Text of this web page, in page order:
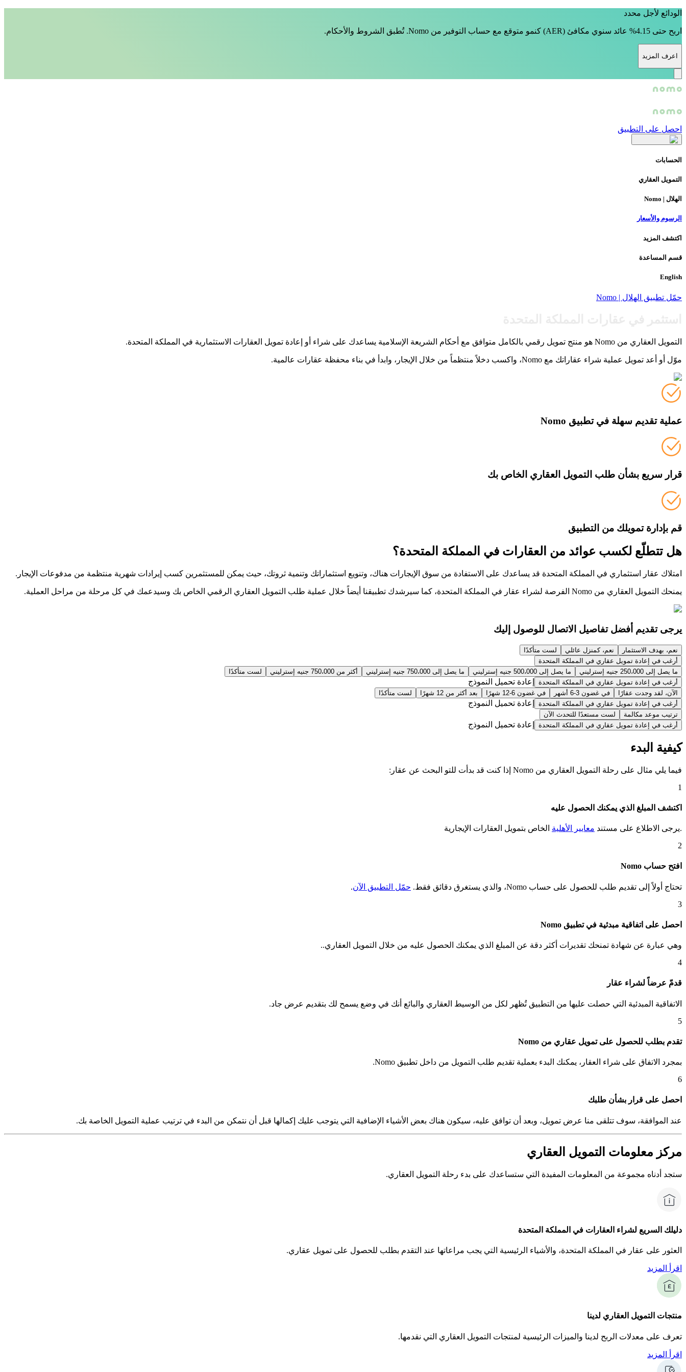
الودائع لأجل محدد
اربح حتى 4.15% عائد سنوي مكافئ (AER) كنمو متوقع مع حساب التوفير من Nomo. تُطبق الشروط والأحكام.
اعرف المزيد
احصل على التطبيق
الحسابات
التمويل العقاري
الهلال | Nomo
الرسوم والأسعار
اكتشف المزيد
قسم المساعدة
English
حمّل تطبيق الهلال | Nomo
التمويل العقاري من Nomo هو منتج تمويل رقمي بالكامل متوافق مع أحكام الشريعة الإسلامية يساعدك على شراء أو إعادة تمويل العقارات الاستثمارية في المملكة المتحدة.
موّل أو أعد تمويل عملية شراء عقاراتك مع Nomo، واكسب دخلاً منتظماً من خلال الإيجار، وابدأ في بناء محفظة عقارات عالمية.
عملية تقديم سهلة في تطبيق Nomo
قرار سريع بشأن طلب التمويل العقاري الخاص بك
قم بإدارة تمويلك من التطبيق
هل تتطلّع لكسب عوائد من العقارات في المملكة المتحدة؟
امتلاك عقار استثماري في المملكة المتحدة قد يساعدك على الاستفادة من سوق الإيجارات هناك، وتنويع استثماراتك وتنمية ثروتك، حيث يمكن للمستثمرين كسب إيرادات شهرية منتظمة من مدفوعات الإيجار.
يمنحك التمويل العقاري من Nomo الفرصة لشراء عقار في المملكة المتحدة، كما سيرشدك تطبيقنا أيضاً خلال عملية طلب التمويل العقاري الرقمي الخاص بك وسيدعمك في كل مرحلة من مراحل العملية.
يرجى تقديم أفضل تفاصيل الاتصال للوصول إليك
نعم، بهدف الاستثمار نعم، كمنزل عائلي
لست متأكدًا
أرغب في إعادة تمويل عقاري في المملكة المتحدة
ما يصل إلى 250،000 جنيه إسترليني
ما يصل إلى 500،000 جنيه إسترليني ما يصل إلى 750،000 جنيه إسترليني أكثر من 750،000 جنيه إسترليني
لست متأكدًا
أرغب في إعادة تمويل عقاري في المملكة المتحدة
إعادة تحميل النموذج
الآن، لقد وجدت عقارًا في غضون 3-6 أشهر في غضون 6-12 شهرًا بعد أكثر من 12 شهرًا
لست متأكدًا
أرغب في إعادة تمويل عقاري في المملكة المتحدة
إعادة تحميل النموذج
ترتيب موعد مكالمة
لست مستعدًا للتحدث الآن
أرغب في إعادة تمويل عقاري في المملكة المتحدة
إعادة تحميل النموذج
كيفية البدء
فيما يلي مثال على رحلة التمويل العقاري من Nomo إذا كنت قد بدأت للتو البحث عن عقار:
1
اكتشف المبلغ الذي يمكنك الحصول عليه
.يرجى الاطلاع على مستند معايير الأهلية الخاص بتمويل العقارات الإيجارية
2
افتح حساب Nomo
تحتاج أولاً إلى تقديم طلب للحصول على حساب Nomo، والذي يستغرق دقائق فقط. حمّل التطبيق الآن.
3
احصل على اتفاقية مبدئية في تطبيق Nomo
وهي عبارة عن شهادة تمنحك تقديرات أكثر دقة عن المبلغ الذي يمكنك الحصول عليه من خلال التمويل العقاري..
4
ﻗﺪمّ ﻋﺮضاً ﻟﺸﺮاء ﻋﻘﺎر
الاتفاقية المبدئية التي حصلت عليها من التطبيق تُظهر لكل من الوسيط العقاري والبائع أنك في وضع يسمح لك بتقديم عرض جاد.
5
تقدم بطلب للحصول على تمويل عقاري من Nomo
بمجرد الاتفاق على شراء العقار، يمكنك البدء بعملية تقديم طلب التمويل من داخل تطبيق Nomo.
6
احصل على قرار بشأن طلبك
عند الموافقة، سوف تتلقى منا عرض تمويل، وبعد أن توافق عليه، سيكون هناك بعض الأشياء الإضافية التي يتوجب عليك إكمالها قبل أن نتمكن من البدء في ترتيب عملية التمويل الخاصة بك.
مركز معلومات التمويل العقاري
ستجد أدناه مجموعة من المعلومات المفيدة التي ستساعدك على بدء رحلة التمويل العقاري.
دليلك السريع لشراء العقارات في المملكة المتحدة
العثور على عقار في المملكة المتحدة، والأشياء الرئيسية التي يجب مراعاتها عند التقدم بطلب للحصول على تمويل عقاري.
اقرأ المزيد
منتجات التمويل العقاري لدينا
تعرف على معدلات الربح لدينا والميزات الرئيسية لمنتجات التمويل العقاري التي نقدمها.
اقرأ المزيد